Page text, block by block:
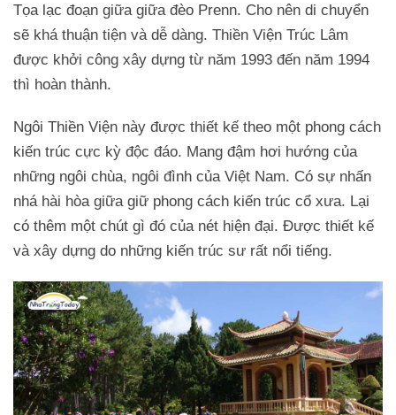
Tọa lạc đoạn giữa giữa đèo Prenn. Cho nên di chuyển
sẽ khá thuận tiện và dễ dàng. Thiền Viện Trúc Lâm
được khởi công xây dựng từ năm 1993 đến năm 1994
thì hoàn thành.
Ngôi Thiền Viện này được thiết kế theo một phong cách
kiến trúc cực kỳ độc đáo. Mang đậm hơi hướng của
những ngôi chùa, ngôi đình của Việt Nam. Có sự nhấn
nhá hài hòa giữa giữ phong cách kiến trúc cổ xưa. Lại
có thêm một chút gì đó của nét hiện đại. Được thiết kế
và xây dựng do những kiến trúc sư rất nổi tiếng.